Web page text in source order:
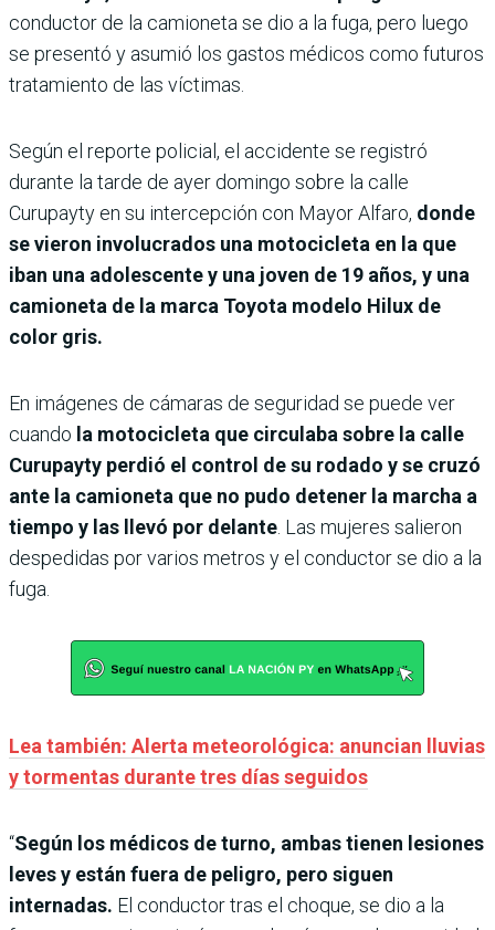
conductor de la camioneta se dio a la fuga, pero luego
se presentó y asumió los gastos médicos como futuros
tratamiento de las víctimas.
Según el reporte policial, el accidente se registró
durante la tarde de ayer domingo sobre la calle
Curupayty en su intercepción con Mayor Alfaro, donde
se vieron involucrados una motocicleta en la que
iban una adolescente y una joven de 19 años, y una
camioneta de la marca Toyota modelo Hilux de
color gris.
En imágenes de cámaras de seguridad se puede ver
cuando la motocicleta que circulaba sobre la calle
Curupayty perdió el control de su rodado y se cruzó
ante la camioneta que no pudo detener la marcha a
tiempo y las llevó por delante . Las mujeres salieron
despedidas por varios metros y el conductor se dio a la
fuga.
Lea también: Alerta meteorológica: anuncian lluvias
y tormentas durante tres días seguidos
“Según los médicos de turno, ambas tienen lesiones
leves y están fuera de peligro, pero siguen
internadas. El conductor tras el choque, se dio a la